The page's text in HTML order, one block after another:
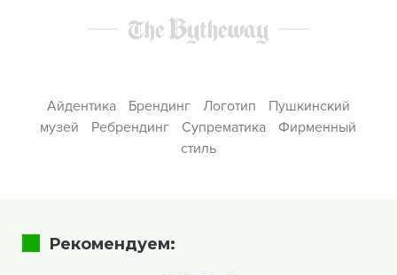
Айдентика Брендинг Логотип
Пушкинский
музей
Ребрендинг Супрематика
Фирменный
стиль
Рекомендуем: